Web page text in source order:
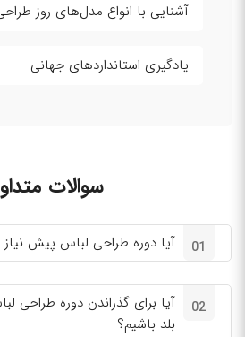
آشنایی با انواع مدل‌های روز
یادگیری استانداردهای جهانی
سوالات
01 آیا دوره طراحی لباس پیش نیاز
02
آیا برای گذراندن دوره طراحی
بلد باشیم؟